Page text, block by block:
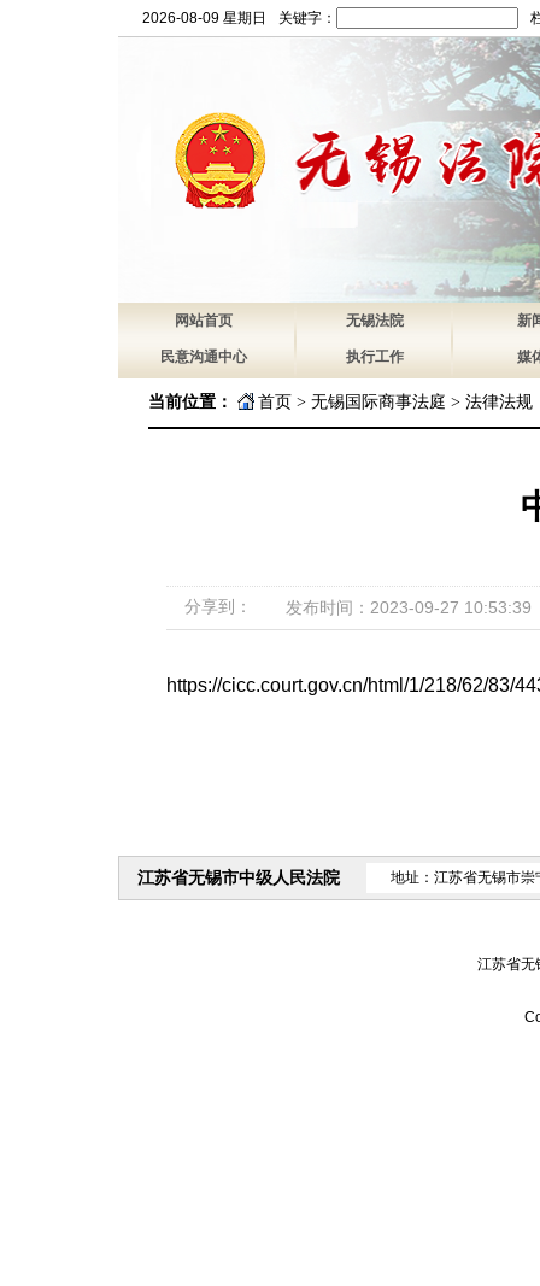
2026-08-09 星期日 关键字：
网站首页 无锡法院 新
民意沟通中心 执行工作 媒
当前位置： 首页 > 无锡国际商事法庭 > 法律法规
分享到： 发布时间：2023-09-27 10:53:39
https://cicc.court.gov.cn/html/1/218/62/83/
江苏省无锡市中级人民法院 地址：江苏省无锡市崇
江苏省无